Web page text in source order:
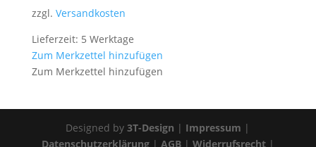
zzgl. Versandkosten
Lieferzeit: 5 Werktage
Zum Merkzettel hinzufügen
Zum Merkzettel hinzufügen
Designed by3T-Design | Impressum |
Datenschutzerklärung| AGB| Widerrufsrecht|